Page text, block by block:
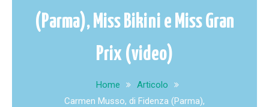
(Parma), Miss Bikini e Miss Gran
Prix (video)
Home
Articolo
Carmen Musso, di Fidenza (Parma),